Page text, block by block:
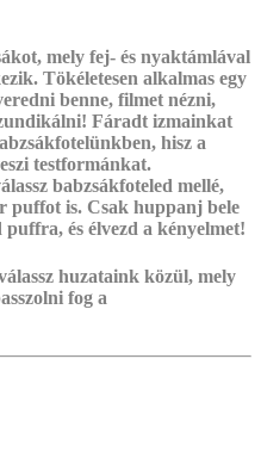
mely fej- és nyaktámlával
Tökéletesen alkalmas egy
benne, filmet nézni,
Fáradt izmainkat
hisz a
testformánkat.
babzsákfoteled mellé,
puffot is. ‎Csak huppanj bele
és élvezd a kényelmet!
huzataink közül, mely
fog a